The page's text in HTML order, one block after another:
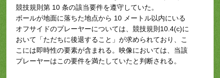
競技規則第 10 条の該当要件を遵守していた。
ボールが地面に落ちた地点から 10 メートル以内にいる
オフサイドのプレーヤーについては、競技規則10.4(c)に
おいて「ただちに後退すること」が求められており、こ
こには即時性の要素が含まれる。映像においては、当該
プレーヤーはこの要件を満たしていたと判断される。